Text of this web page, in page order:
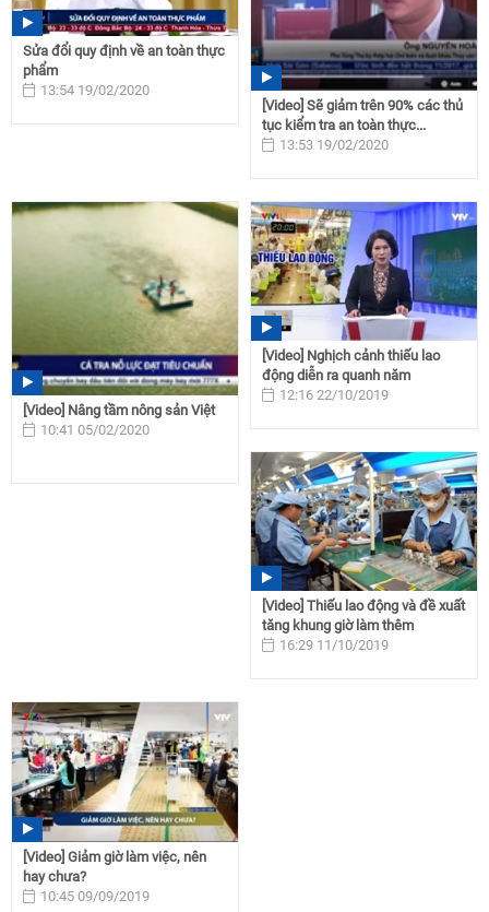
Sửa đổi quy định về an toàn thực
phẩm
13:54 19/02/2020
[Video] Sẽ giảm trên 90% các thủ
tục kiểm tra an toàn thực...
13:53 19/02/2020
[Video] Nâng tầm nông sản Việt
10:41 05/02/2020
[Video] Nghịch cảnh thiếu lao
động diễn ra quanh năm
12:16 22/10/2019
[Video] Thiếu lao động và đề xuất
tăng khung giờ làm thêm
16:29 11/10/2019
[Video] Giảm giờ làm việc, nên
hay chưa?
10:45 09/09/2019